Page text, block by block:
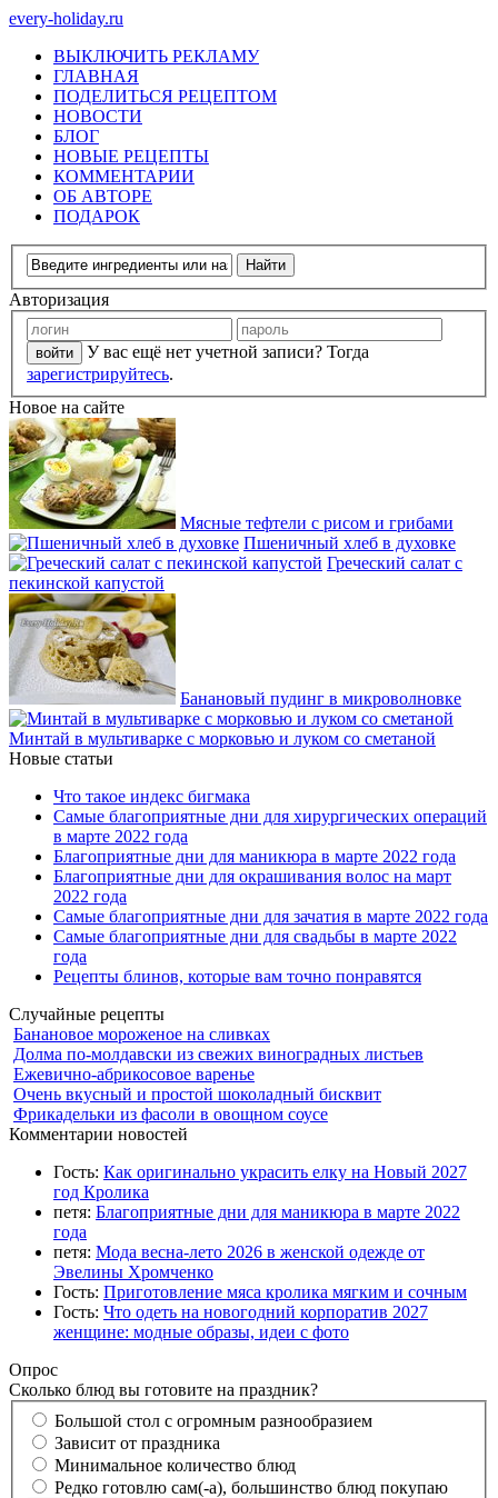
every-holiday.ru
ВЫКЛЮЧИТЬ РЕКЛАМУ
ГЛАВНАЯ
ПОДЕЛИТЬСЯ РЕЦЕПТОМ
НОВОСТИ
БЛОГ
НОВЫЕ РЕЦЕПТЫ
КОММЕНТАРИИ
ОБ АВТОРЕ
ПОДАРОК
Авторизация
У вас ещё нет учетной записи? Тогда
зарегистрируйтесь.
Новое на сайте
Мясные тефтели с рисом и грибами
Пшеничный хлеб в духовке
Греческий салат с
пекинской капустой
Банановый пудинг в микроволновке
Минтай в мультиварке с морковью и луком со сметаной
Новые статьи
Что такое индекс бигмака
Самые благоприятные дни для хирургических операций
в марте 2022 года
Благоприятные дни для маникюра в марте 2022 года
Благоприятные дни для окрашивания волос на март
2022 года
Самые благоприятные дни для зачатия в марте 2022 года
Самые благоприятные дни для свадьбы в марте 2022
года
Рецепты блинов, которые вам точно понравятся
Случайные рецепты
Банановое мороженое на сливках
Долма по-молдавски из свежих виноградных листьев
Ежевично-абрикосовое варенье
Очень вкусный и простой шоколадный бисквит
Фрикадельки из фасоли в овощном соусе
Комментарии новостей
Гость: Как оригинально украсить елку на Новый 2027
год Кролика
петя: Благоприятные дни для маникюра в марте 2022
года
петя: Мода весна-лето 2026 в женской одежде от
Эвелины Хромченко
Гость: Приготовление мяса кролика мягким и сочным
Гость: Что одеть на новогодний корпоратив 2027
женщине: модные образы, идеи с фото
Опрос
Сколько блюд вы готовите на праздник?
Большой стол с огромным разнообразием
Зависит от праздника
Минимальное количество блюд
Редко готовлю сам(-а), большинство блюд покупаю